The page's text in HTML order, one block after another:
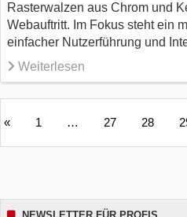
Rasterwalzen aus Chrom und
Webauftritt. Im Fokus steht ein
einfacher Nutzerführung und
Weiterlesen
« 1 … 27 28